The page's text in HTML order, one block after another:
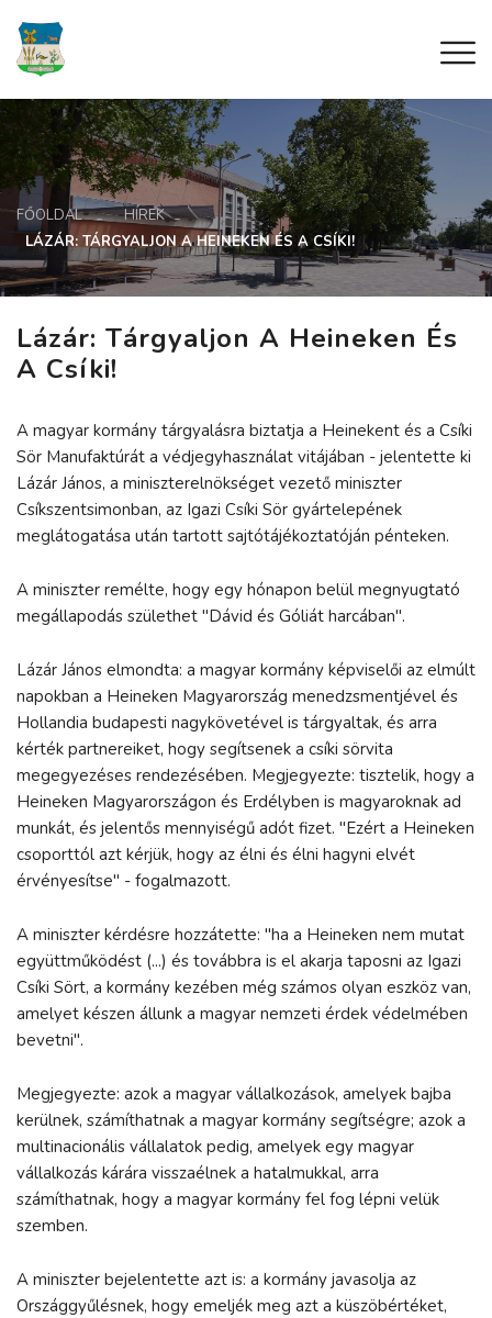
FŐOLDAL
HÍREK
LÁZÁR: TÁRGYALJON A HEINEKEN ÉS A CSÍKI!
Lázár: Tárgyaljon A Heineken És
A Csíki!
A magyar kormány tárgyalásra biztatja a Heinekent és a Csíki
Sör Manufaktúrát a védjegyhasználat vitájában - jelentette ki
Lázár János, a miniszterelnökséget vezető miniszter
Csíkszentsimonban, az Igazi Csíki Sör gyártelepének
meglátogatása után tartott sajtótájékoztatóján pénteken.
A miniszter remélte, hogy egy hónapon belül megnyugtató
megállapodás születhet "Dávid és Góliát harcában".
Lázár János elmondta: a magyar kormány képviselői az elmúlt
napokban a Heineken Magyarország menedzsmentjével és
Hollandia budapesti nagykövetével is tárgyaltak, és arra
kérték partnereiket, hogy segítsenek a csíki sörvita
megegyezéses rendezésében. Megjegyezte: tisztelik, hogy a
Heineken Magyarországon és Erdélyben is magyaroknak ad
munkát, és jelentős mennyiségű adót fizet. "Ezért a Heineken
csoporttól azt kérjük, hogy az élni és élni hagyni elvét
érvényesítse" - fogalmazott.
A miniszter kérdésre hozzátette: "ha a Heineken nem mutat
együttműködést (...) és továbbra is el akarja taposni az Igazi
Csíki Sört, a kormány kezében még számos olyan eszköz van,
amelyet készen állunk a magyar nemzeti érdek védelmében
bevetni".
Megjegyezte: azok a magyar vállalkozások, amelyek bajba
kerülnek, számíthatnak a magyar kormány segítségre; azok a
multinacionális vállalatok pedig, amelyek egy magyar
vállalkozás kárára visszaélnek a hatalmukkal, arra
számíthatnak, hogy a magyar kormány fel fog lépni velük
szemben.
A miniszter bejelentette azt is: a kormány javasolja az
Országgyűlésnek, hogy emeljék meg azt a küszöbértéket,